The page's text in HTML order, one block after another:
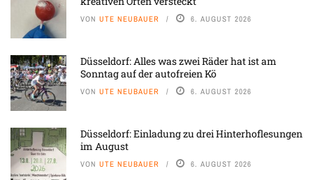
VON UTE NEUBAUER 6. AUGUST 2026
Düsseldorf: Alles was zwei Räder hat ist am
Sonntag auf der autofreien Kö
VON UTE NEUBAUER 6. AUGUST 2026
Düsseldorf: Einladung zu drei Hinterhoflesungen
im August
VON UTE NEUBAUER 6. AUGUST 2026